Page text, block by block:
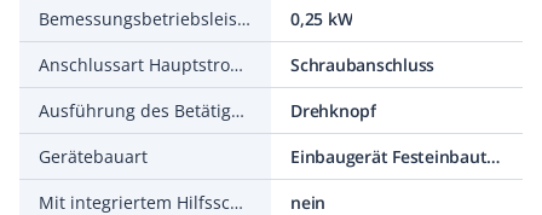
Bemessungsbetriebsleistung bei AC-3, 400 V
0,25 kW
Anschlussart Hauptstromkreis
Schraubanschluss
Ausführung des Betätigungselements
Drehknopf
Gerätebauart
Einbaugerät Festeinbautechnik
Mit integriertem Hilfsschalter
nein